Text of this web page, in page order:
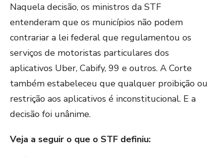
Naquela decisão, os ministros da STF
entenderam que os municípios não podem
contrariar a lei federal que regulamentou os
serviços de motoristas particulares dos
aplicativos Uber, Cabify, 99 e outros. A Corte
também estabeleceu que qualquer proibição ou
restrição aos aplicativos é inconstitucional. E a
decisão foi unânime.
Veja a seguir o que o STF definiu: